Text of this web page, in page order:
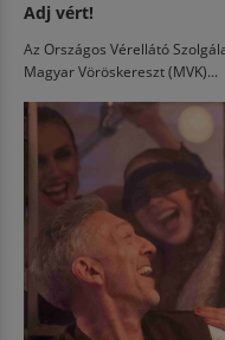
Adj vért!
Az Országos Vérellátó
Magyar Vöröskereszt (MVK)...